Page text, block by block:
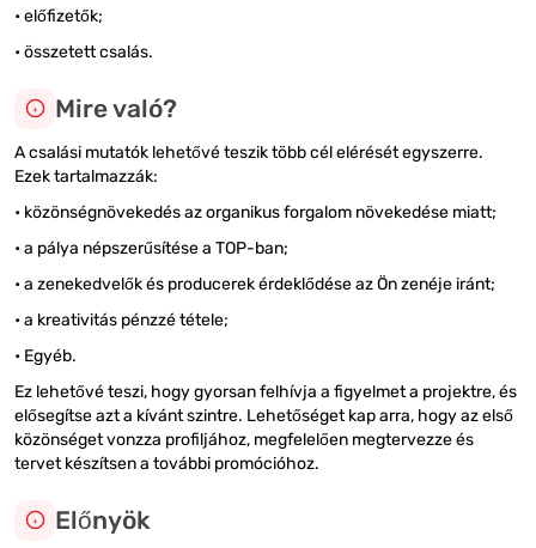
• előfizetők;
• összetett csalás.
Mire való?
A csalási mutatók lehetővé teszik több cél elérését egyszerre.
Ezek tartalmazzák:
• közönségnövekedés az organikus forgalom növekedése miatt;
• a pálya népszerűsítése a TOP-ban;
• a zenekedvelők és producerek érdeklődése az Ön zenéje iránt;
• a kreativitás pénzzé tétele;
• Egyéb.
Ez lehetővé teszi, hogy gyorsan felhívja a figyelmet a projektre, és
elősegítse azt a kívánt szintre. Lehetőséget kap arra, hogy az első
közönséget vonzza profiljához, megfelelően megtervezze és
tervet készítsen a további promócióhoz.
Előnyök